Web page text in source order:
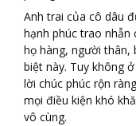
Anh trai của cô dâu
hạnh phúc trao nhẫn
họ hàng, người
biệt này. Tuy không
lời chúc phúc rộn
mọi điều kiện khó
vô cùng.